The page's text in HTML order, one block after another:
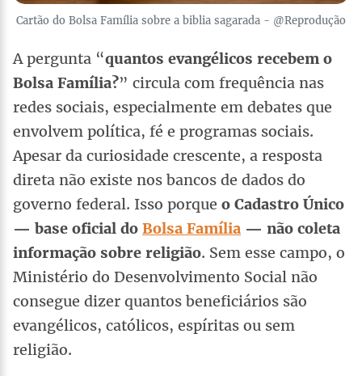
Cartão do Bolsa Família sobre a biblia sagarada - @Reprodução
A pergunta “quantos evangélicos recebem o
Bolsa Família?” circula com frequência nas
redes sociais, especialmente em debates que
envolvem política, fé e programas sociais.
Apesar da curiosidade crescente, a resposta
direta não existe nos bancos de dados do
governo federal. Isso porque o Cadastro Único
— base oficial do Bolsa Família — não coleta
informação sobre religião. Sem esse campo, o
Ministério do Desenvolvimento Social não
consegue dizer quantos beneficiários são
evangélicos, católicos, espíritas ou sem
religião.